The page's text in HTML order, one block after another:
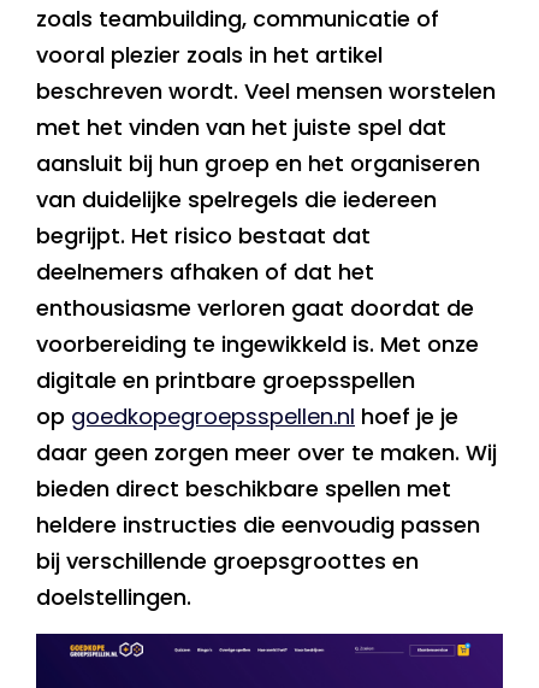
zoals teambuilding, communicatie of
vooral plezier zoals in het artikel
beschreven wordt. Veel mensen worstelen
met het vinden van het juiste spel dat
aansluit bij hun groep en het organiseren
van duidelijke spelregels die iedereen
begrijpt. Het risico bestaat dat
deelnemers afhaken of dat het
enthousiasme verloren gaat doordat de
voorbereiding te ingewikkeld is. Met onze
digitale en printbare groepsspellen
op goedkopegroepsspellen.nl hoef je je
daar geen zorgen meer over te maken. Wij
bieden direct beschikbare spellen met
heldere instructies die eenvoudig passen
bij verschillende groepsgroottes en
doelstellingen.